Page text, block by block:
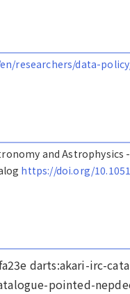
researchers/data-
and
https://doi.org/
darts:akari-irc-
pointed-